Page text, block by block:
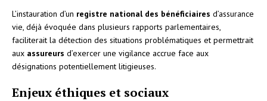
L’instauration d’un registre national des bénéficiaires d’assurance
vie, déjà évoquée dans plusieurs rapports parlementaires,
faciliterait la détection des situations problématiques et permettrait
aux assureurs d’exercer une vigilance accrue face aux
désignations potentiellement litigieuses.
Enjeux éthiques et sociaux